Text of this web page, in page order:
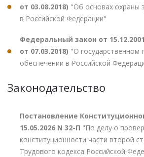
от 03.08.2018) "Об основах охраны
в Российской Федерации"
Федеральный закон от
от 07.03.2018) "О государственном
обеспечении в Российской
Законодательство
Постановление
15.05.2026 N 32-П "По делу о
конституционности части второй
Трудового кодекса Российской